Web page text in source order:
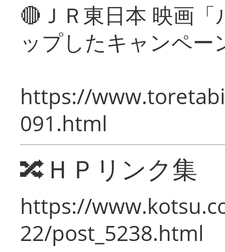
🔴ＪＲ東日本 映画
ップしたキャンペー
https://
091.html
🔀ＨＰリンク集
https://
22/post_5238.html